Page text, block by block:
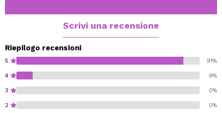
Scrivi una recensione
Riepilogo recensioni
5 91%
4 9%
3 0%
2 0%